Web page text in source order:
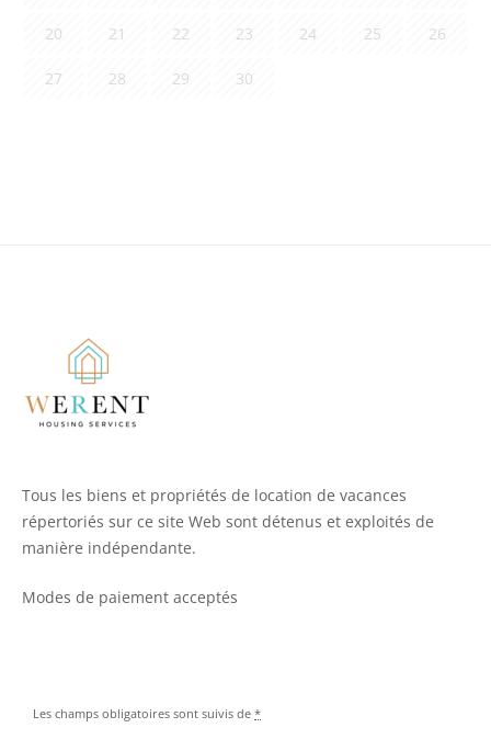
20 21 22 23 24 25 26
27 28 29 30
Tous les biens et propriétés de location de vacances
répertoriés sur ce site Web sont détenus et exploités de
manière indépendante.
Modes de paiement acceptés
Les champs obligatoires sont suivis de *